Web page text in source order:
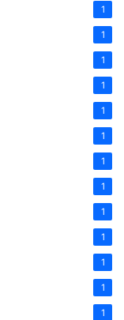
1
1
1
1
1
1
1
1
1
1
1
1
1